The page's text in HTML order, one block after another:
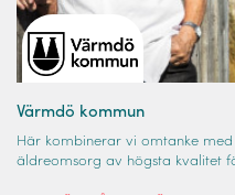
Värmdö kommun
Här kombinerar vi omtanke
äldreomsorg av högsta kvalitet